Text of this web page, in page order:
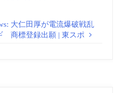
大仁田厚が電流爆破戦乱
商標登録出願 | 東スポ